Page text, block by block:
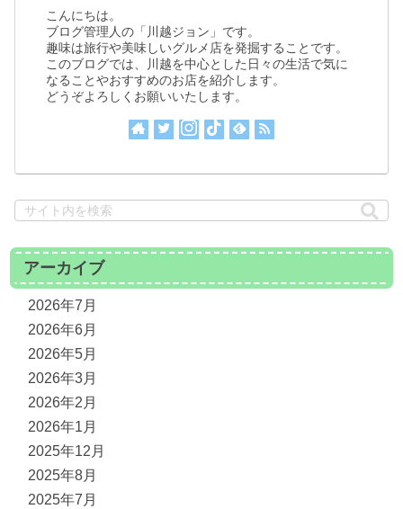
こんにちは。
ブログ管理人の「川越ジョン」です。
趣味は旅行や美味しいグルメ店を発掘することです。
このブログでは、川越を中心とした日々の生活で気に
なることやおすすめのお店を紹介します。
どうぞよろしくお願いいたします。
アーカイブ
2026年7月
2026年6月
2026年5月
2026年3月
2026年2月
2026年1月
2025年12月
2025年8月
2025年7月